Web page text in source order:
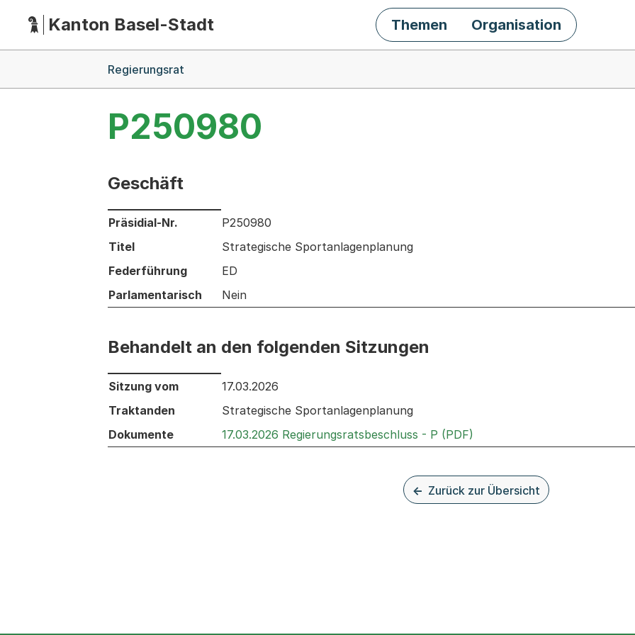
HauptnavigationKanton Basel-Stadt Themen Organisation
Regierungsrat
P250980
Geschäft
Informationen zum Ausgewählten Geschäft
Präsidial-Nr.
P250980
Titel
Strategische Sportanlagenplanung
Federführung
ED
Parlamentarisch
Nein
Behandelt an den folgenden Sitzungen
Behandelt an den folgenden Sitzungen: Informationen zu den Sitzungen zum Geschäft
Sitzung vom
17.03.2026
Traktanden
Strategische Sportanlagenplanung
Dokumente
17.03.2026 Regierungsratsbeschluss - P (PDF)
Zurück zur Übersicht